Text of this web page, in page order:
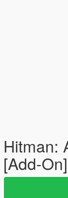
Hitman:
[Add-On]